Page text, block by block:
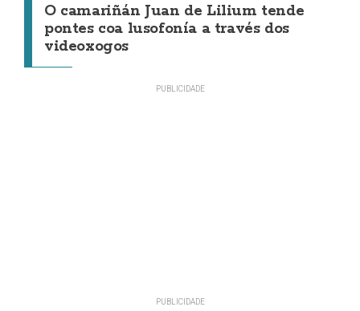
O camariñán Juan de Lilium tende
pontes coa lusofonía a través dos
videoxogos